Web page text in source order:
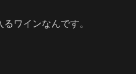
ワインなんです。